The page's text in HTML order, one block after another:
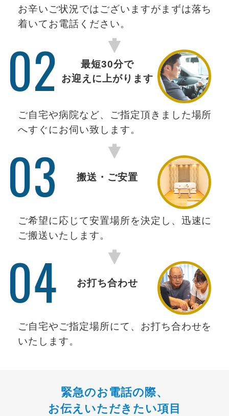
お辛いご状況ではございますがまずは落ち
着いてお電話ください。
02
最短30分で
お迎えに上がります
ご自宅や病院など、ご指定頂きました場所
へすぐにお伺い致します。
03 搬送・ご安置
ご希望に応じて安置場所を決定し、迅速に
ご搬送いたします。
04 お打ち合わせ
ご自宅やご指定場所にて、お打ち合わせを
いたします。
緊急のお電話の際、
お伝えいただきたい項目